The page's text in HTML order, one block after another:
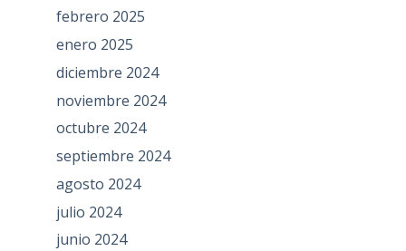
febrero 2025
enero 2025
diciembre 2024
noviembre 2024
octubre 2024
septiembre 2024
agosto 2024
julio 2024
junio 2024